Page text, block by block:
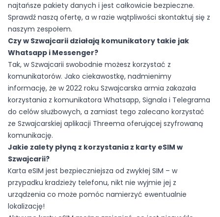
najtańsze pakiety danych i jest całkowicie bezpieczne.
Sprawdź naszą ofertę, a w razie wątpliwości skontaktuj się z
naszym zespołem.
Czy w Szwajcarii działają komunikatory takie jak
Whatsapp i Messenger?
Tak, w Szwajcarii swobodnie możesz korzystać z
komunikatorów. Jako ciekawostkę, nadmienimy
informację, że w 2022 roku Szwajcarska armia zakazała
korzystania z komunikatora Whatsapp, Signala i Telegrama
do celów służbowych, a zamiast tego zalecano korzystać
ze Szwajcarskiej aplikacji Threema oferującej szyfrowaną
komunikację.
Jakie zalety płyną z korzystania z karty eSIM w
Szwajcarii?
Karta eSIM jest bezpieczniejsza od zwykłej SIM – w
przypadku kradzieży telefonu, nikt nie wyjmie jej z
urządzenia co może pomóc namierzyć ewentualnie
lokalizację!